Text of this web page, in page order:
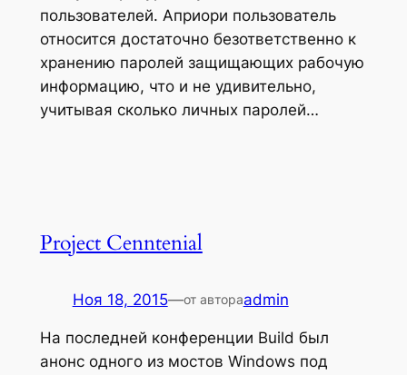
пользователей. Априори пользователь
относится достаточно безответственно к
хранению паролей защищающих рабочую
информацию, что и не удивительно,
учитывая сколько личных паролей…
Project Cenntenial
Ноя 18, 2015—от автораadmin
На последней конференции Build был
анонс одного из мостов Windows под